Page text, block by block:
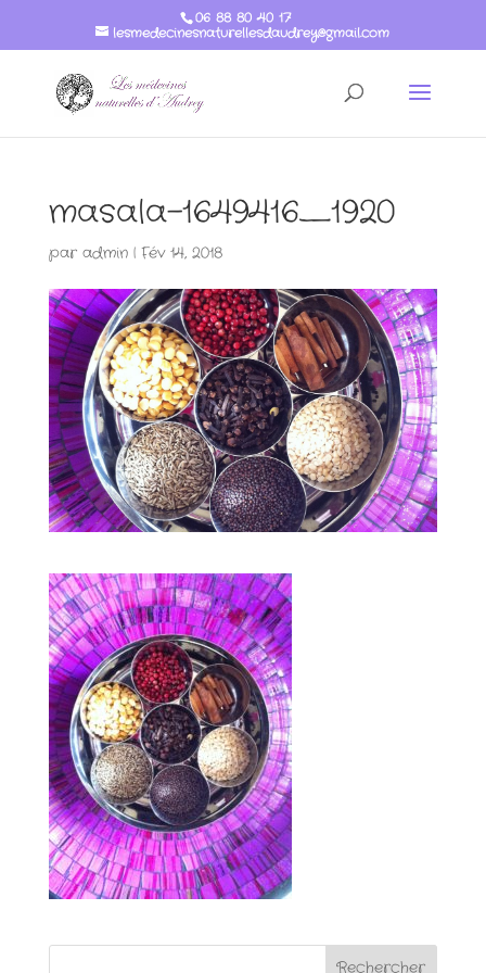
06 88 80 40 17
lesmedecinesnaturellesdaudrey@gmail.com
masala-1649416_1920
par admin| Fév 14, 2018